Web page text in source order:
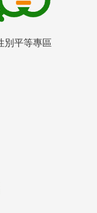
別平等專區